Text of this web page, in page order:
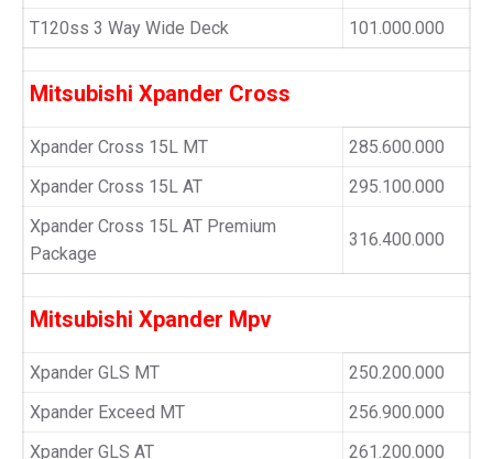
T120ss 3 Way Wide Deck
101.000.000
Mitsubishi Xpander Cross
Xpander Cross 15L MT
285.600.000
Xpander Cross 15L AT
295.100.000
Xpander Cross 15L AT Premium
Package
316.400.000
Mitsubishi Xpander Mpv
Xpander GLS MT
250.200.000
Xpander Exceed MT
256.900.000
Xpander GLS AT
261.200.000